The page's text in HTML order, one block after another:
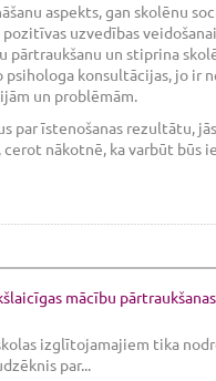
aspekts, gan skolēnu
uzvedības
pārtraukšanu un stiprina
konsultācijas, jo ir
un problēmām.
par īstenošanas rezultātu,
nākotnē, ka varbūt būs
mācību
izglītojamajiem tika
par...